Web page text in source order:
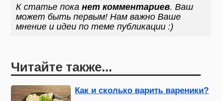
К статье поканет комментариев. Ваш
может быть первым! Нам важно Ваше
мнение и идеи по теме публикации :)
Читайте также...
Как и сколько варить вареники?